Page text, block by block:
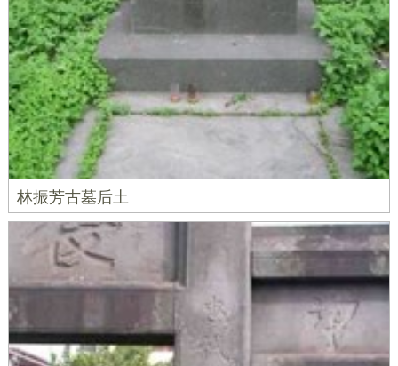
林振芳古墓后土